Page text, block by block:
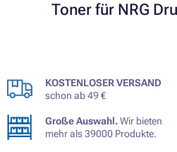
Toner für NRG
KOSTENLOSER VERSAND
schon ab 49 €
Große Auswahl.Wir bieten
mehr als 39000 Produkte.